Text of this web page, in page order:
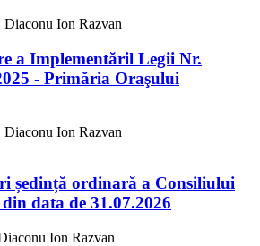
Diaconu Ion Razvan
a Implementăril Legii Nr.
- Primăria Oraşului
Diaconu Ion Razvan
ședință ordinară a Consiliului
data de 31.07.2026
Ion Razvan